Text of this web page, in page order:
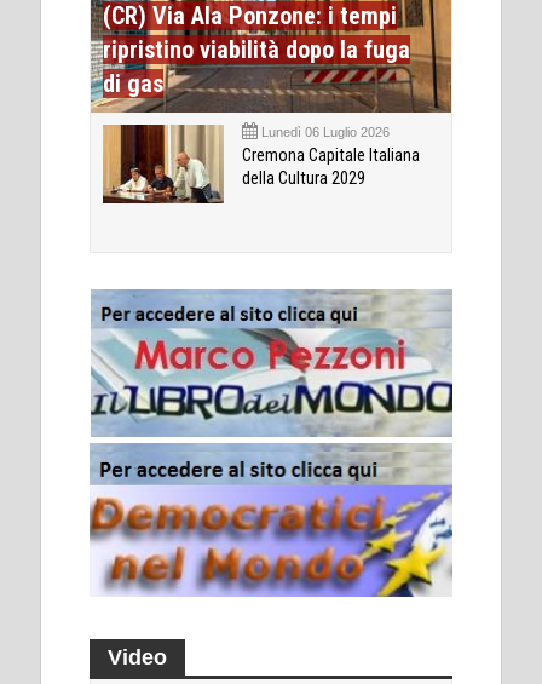
(CR) Via Ala Ponzone: i tempi
ripristino viabilità dopo la fuga
di gas
Lunedì 06 Luglio 2026
Cremona Capitale Italiana
della Cultura 2029
Video